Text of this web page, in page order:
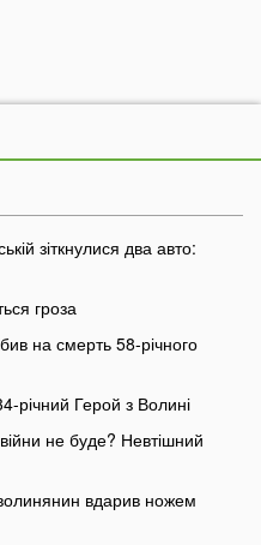
зіткнулися два авто:
гроза
на смерть 58-річного
річний Герой з Волині
не буде? Невтішний
вдарив ножем